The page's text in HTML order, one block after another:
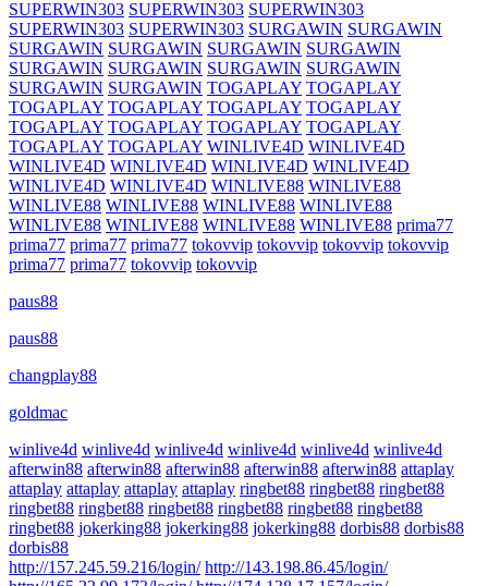
SUPERWIN303 SUPERWIN303 SUPERWIN303
SUPERWIN303 SUPERWIN303 SURGAWIN SURGAWIN
SURGAWIN SURGAWIN SURGAWIN SURGAWIN
SURGAWIN SURGAWIN SURGAWIN SURGAWIN
SURGAWIN SURGAWIN TOGAPLAY TOGAPLAY
TOGAPLAY TOGAPLAY TOGAPLAY TOGAPLAY
TOGAPLAY TOGAPLAY TOGAPLAY TOGAPLAY
TOGAPLAY TOGAPLAY WINLIVE4D WINLIVE4D
WINLIVE4D WINLIVE4D WINLIVE4D WINLIVE4D
WINLIVE4D WINLIVE4D WINLIVE88 WINLIVE88
WINLIVE88 WINLIVE88 WINLIVE88 WINLIVE88
WINLIVE88 WINLIVE88 WINLIVE88 WINLIVE88 prima77
prima77 prima77 prima77 tokovvip tokovvip tokovvip tokovvip
prima77 prima77 tokovvip tokovvip
paus88
paus88
changplay88
goldmac
winlive4d winlive4d winlive4d winlive4d winlive4d winlive4d
afterwin88 afterwin88 afterwin88 afterwin88 afterwin88 attaplay
attaplay attaplay attaplay attaplay ringbet88 ringbet88 ringbet88
ringbet88 ringbet88 ringbet88 ringbet88 ringbet88 ringbet88
ringbet88 jokerking88 jokerking88 jokerking88 dorbis88 dorbis88
dorbis88
http://157.245.59.216/login/ http://143.198.86.45/login/